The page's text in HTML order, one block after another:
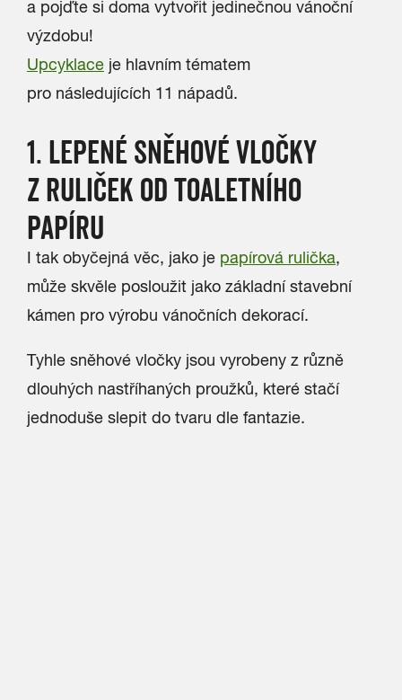
a pojďte si doma vytvořit jedinečnou vánoční
výzdobu!
Upcyklace je hlavním tématem
pro následujících 11 nápadů.
1. LEPENÉ SNĚHOVÉ VLOČKY
Z RULIČEK OD TOALETNÍHO
PAPÍRU
I tak obyčejná věc, jako je papírová rulička,
může skvěle posloužit jako základní stavební
kámen pro výrobu vánočních dekorací.
Tyhle sněhové vločky jsou vyrobeny z různě
dlouhých nastříhaných proužků, které stačí
jednoduše slepit do tvaru dle fantazie.